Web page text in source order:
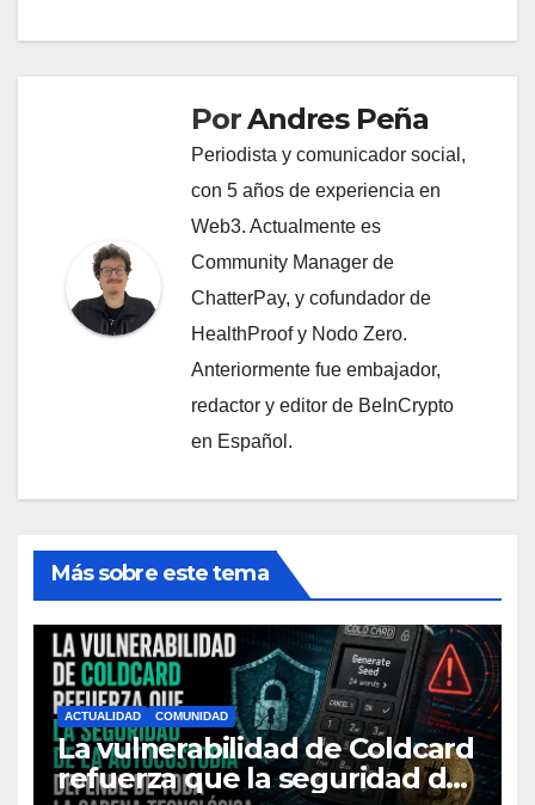
PorAndres Peña
Periodista y comunicador social,
con 5 años de experiencia en
Web3. Actualmente es
Community Manager de
ChatterPay, y cofundador de
HealthProof y Nodo Zero.
Anteriormente fue embajador,
redactor y editor de BeInCrypto
en Español.
Más sobre este tema
ACTUALIDAD COMUNIDAD
La vulnerabilidad de Coldcard
refuerza que la seguridad de